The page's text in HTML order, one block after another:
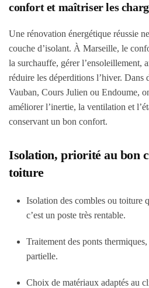
confort et maîtriser les
Une rénovation énergétique réussie
couche d’isolant. À Marseille, le
la surchauffe, gérer l’ensoleillement,
réduire les déperditions l’hiver. Dans
Vauban, Cours Julien ou Endoume,
améliorer l’inertie, la ventilation et
conservant un bon confort.
Isolation, priorité au bon
toiture
Isolation des combles ou toiture
c’est un poste très rentable.
Traitement des ponts
partielle.
Choix de matériaux adaptés au